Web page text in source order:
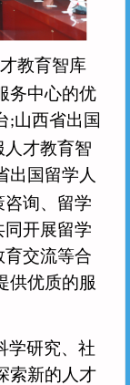
教育智库
务中心的优
;山西省出国
才教育智
出国留学人
咨询、留学
开展留学
育交流等合
供优质的服
学研究、社
索新的人才